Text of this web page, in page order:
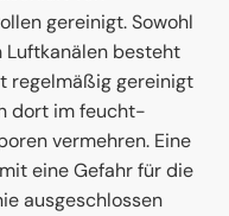
gereinigt. Sowohl
Luftkanälen besteht
regelmäßig gereinigt
dort im feucht-
vermehren. Eine
eine Gefahr für die
ausgeschlossen